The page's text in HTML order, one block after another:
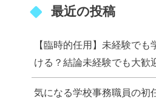
最近の投稿
【臨時的任用】未経験でも
ける？結論未経験でも大歓
気になる学校事務職員の初